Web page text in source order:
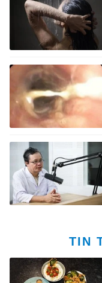
TIN